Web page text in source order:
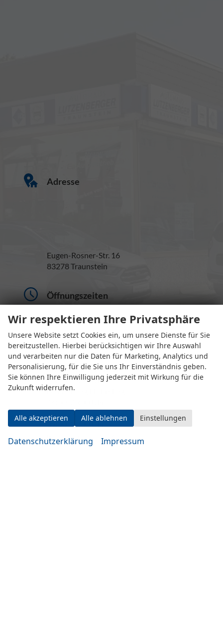
Adresse
Eugen-Rosner-Str. 16
83278 Traunstein
Öffnungszeiten
Montag bis Mittwoch
10:00-19:00 Uhr
Donnerstag bis Freitag
Samstag
09:00-14:00 Uhr
Wir respektieren Ihre Privatsphäre
Unsere Website setzt Cookies ein, um unsere Dienste für Sie
bereitzustellen. Hierbei berücksichtigen wir Ihre Auswahl
und verarbeiten nur die Daten für Marketing, Analytics und
Personalisierung, für die Sie uns Ihr Einverständnis geben.
Sie können Ihre Einwilligung jederzeit mit Wirkung für die
Zukunft widerrufen.
Alle akzeptieren Alle ablehnen Einstellungen
Datenschutzerklärung Impressum